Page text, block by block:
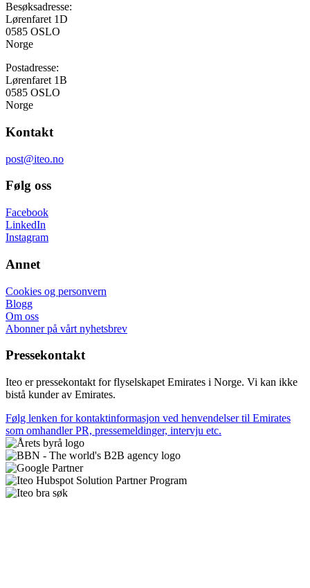
Besøksadresse:
Lørenfaret 1D
0585 OSLO
Norge
Postadresse:
Lørenfaret 1B
0585 OSLO
Norge
Kontakt
post@iteo.no
Følg oss
Facebook
LinkedIn
Instagram
Annet
Cookies og personvern
Blogg
Om oss
Abonner på vårt nyhetsbrev
Pressekontakt
Iteo er pressekontakt for flyselskapet Emirates i Norge. Vi kan ikke
bistå kunder av Emirates.
Følg lenken for kontaktinformasjon ved henvendelser til Emirates
som omhandler PR, pressemeldinger, intervju etc.